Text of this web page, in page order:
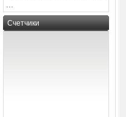
Счетчики